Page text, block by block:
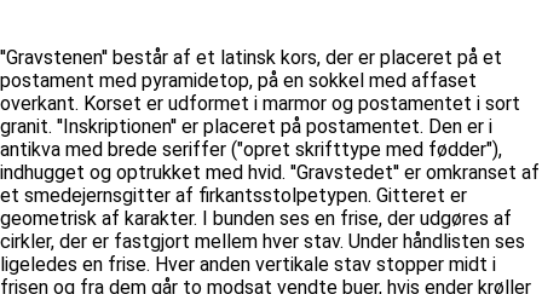
''Gravstenen'' består af et latinsk kors, der er placeret på et
postament med pyramidetop, på en sokkel med affaset
overkant. Korset er udformet i marmor og postamentet i sort
granit. ''Inskriptionen'' er placeret på postamentet. Den er i
antikva med brede seriffer ("opret skrifttype med fødder"),
indhugget og optrukket med hvid. ''Gravstedet'' er omkranset af
et smedejernsgitter af firkantsstolpetypen. Gitteret er
geometrisk af karakter. I bunden ses en frise, der udgøres af
cirkler, der er fastgjort mellem hver stav. Under håndlisten ses
ligeledes en frise. Hver anden vertikale stav stopper midt i
frisen og fra dem går to modsat vendte buer, hvis ender krøller